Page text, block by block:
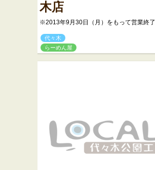
木店
※2013年9月30日（月）をもって営業終了
代々木
らーめん屋